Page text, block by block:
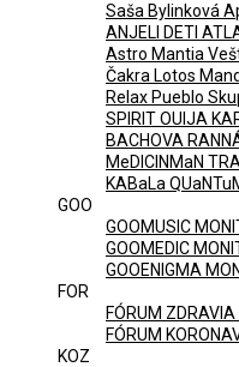
Saša Bylinková
ANJELI DETI
Astro Mantia
Čakra Lotos
Relax Pueblo
SPIRIT OUIJA
BACHOVA
MeDICINMaN
KABaLa
GOO
GOOMUSIC
GOOMEDIC
GOOENIGMA
FOR
FÓRUM
FÓRUM
KOZ